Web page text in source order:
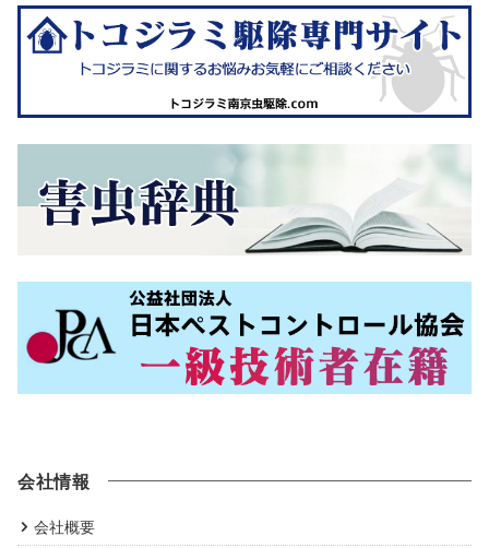
会社情報
会社概要